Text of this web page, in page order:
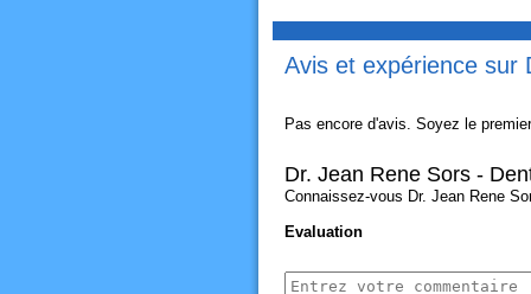
Avis et expérience sur
Pas encore d'avis. Soyez le
Dr. Jean Rene Sors -
Connaissez-vous Dr. Jean Rene
Evaluation